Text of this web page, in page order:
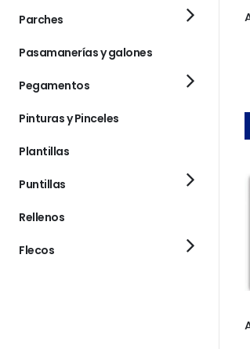
Parches
Pasamanerías y galones
Pegamentos
Pinturas y Pinceles
Plantillas
Puntillas
Rellenos
Flecos